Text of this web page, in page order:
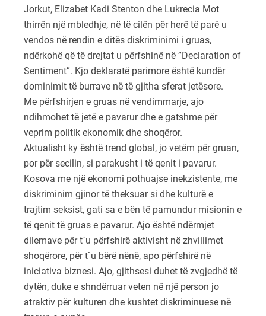
Jorkut, Elizabet Kadi Stenton dhe Lukrecia Mot
thirrën një mbledhje, në të cilën për herë të parë u
vendos në rendin e ditës diskriminimi i gruas,
ndërkohë që të drejtat u përfshinë në ”Declaration of
Sentiment”. Kjo deklaratë parimore është kundër
dominimit të burrave në të gjitha sferat jetësore.
Me përfshirjen e gruas në vendimmarje, ajo
ndihmohet të jetë e pavarur dhe e gatshme për
veprim politik ekonomik dhe shoqëror.
Aktualisht ky është trend global, jo vetëm për gruan,
por për secilin, si parakusht i të qenit i pavarur.
Kosova me një ekonomi pothuajse inekzistente, me
diskriminim gjinor të theksuar si dhe kulturë e
trajtim seksist, gati sa e bën të pamundur misionin e
të qenit të gruas e pavarur. Ajo është ndërmjet
dilemave për t`u përfshirë aktivisht në zhvillimet
shoqërore, për t`u bërë nënë, apo përfshirë në
iniciativa biznesi. Ajo, gjithsesi duhet të zvgjedhë të
dytën, duke e shndërruar veten në një person jo
atraktiv për kulturen dhe kushtet diskriminuese në